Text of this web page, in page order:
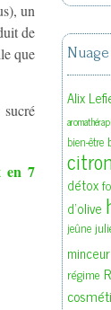
un
de
que
en 7
Alix
bien-être
détox
d'olive
jeûne
minceur
régime